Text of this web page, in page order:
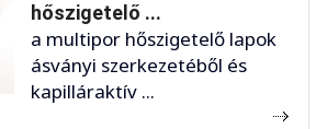
hőszigetelő ...
a multipor hőszigetelő lapok
ásványi szerkezetéből és
kapilláraktív ...